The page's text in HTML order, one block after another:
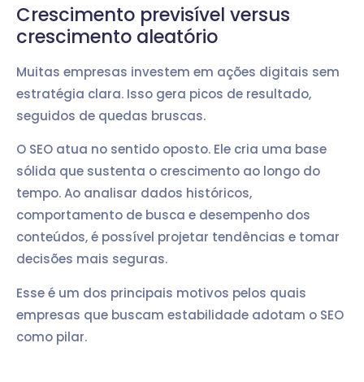
Crescimento previsível versus
crescimento aleatório
Muitas empresas investem em ações digitais sem
estratégia clara. Isso gera picos de resultado,
seguidos de quedas bruscas.
O SEO atua no sentido oposto. Ele cria uma base
sólida que sustenta o crescimento ao longo do
tempo. Ao analisar dados históricos,
comportamento de busca e desempenho dos
conteúdos, é possível projetar tendências e tomar
decisões mais seguras.
Esse é um dos principais motivos pelos quais
empresas que buscam estabilidade adotam o SEO
como pilar.